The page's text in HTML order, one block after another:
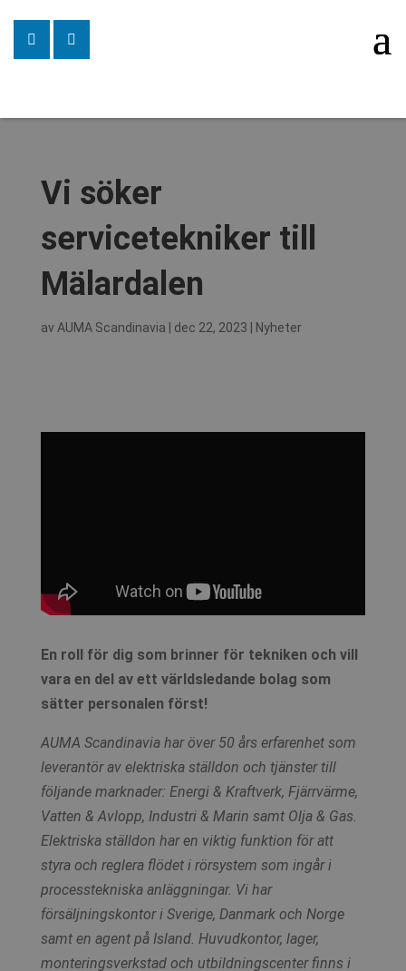
Vi söker
servicetekniker till
Mälardalen
av AUMA Scandinavia dec 22, 2023 Nyheter
En roll för dig som brinner för tekniken och vill
vara en del av ett världsledande bolag som
sätter personalen först!
AUMA Scandinavia har över 50 års erfarenhet som
leverantör av elektriska ställdon och tjänster till
följande marknader: Energi & Kraftverk, Fjärrvärme,
Vatten & Avlopp, Industri & Marin samt Olja & Gas.
Elektriska ställdon har en viktig funktion för att
styra och reglera flödet i rörsystem som ingår i
processtekniska anläggningar. Vi har
försäljningskontor i Sverige, Danmark och Norge
samt en agent på Island. Huvudkontor, lager,
monteringsverkstad och utbildningscenter finns i